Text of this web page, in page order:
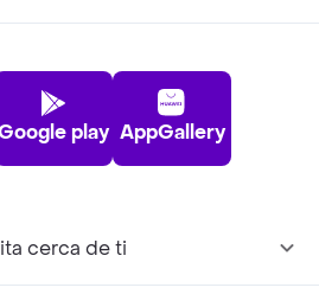
play AppGallery
cerca de ti